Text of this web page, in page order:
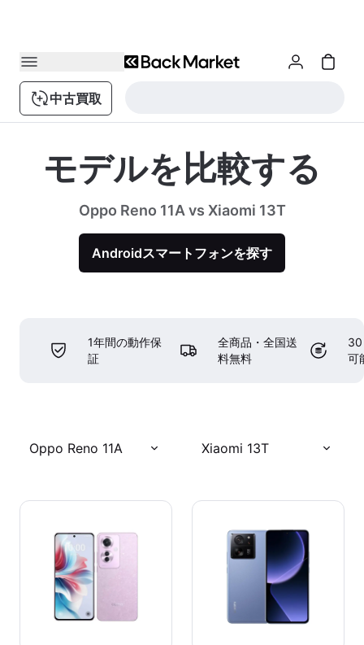
中古買取
モデルを比較する
Oppo Reno 11A vs Xiaomi 13T
Androidスマートフォンを探す
1年間の動作保
証
全商品・全国送
料無料
30
可
Oppo Reno 11A Xiaomi 13T